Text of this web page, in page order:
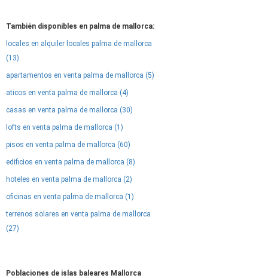
También disponibles en palma de mallorca:
locales en alquiler locales palma de mallorca
(13)
apartamentos en venta palma de mallorca (5)
aticos en venta palma de mallorca (4)
casas en venta palma de mallorca (30)
lofts en venta palma de mallorca (1)
pisos en venta palma de mallorca (60)
edificios en venta palma de mallorca (8)
hoteles en venta palma de mallorca (2)
oficinas en venta palma de mallorca (1)
terrenos solares en venta palma de mallorca
(27)
Poblaciones de islas baleares Mallorca